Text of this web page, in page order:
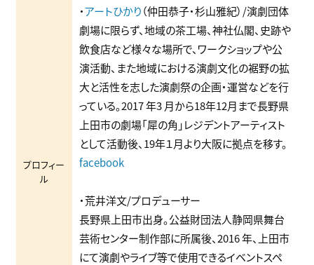
プロフィー
ル
・アートひかり（仲⽥恭⼦・杉⼭雅紀）/演劇団体
劇場に限らず、地域の茶⼯場、神社仏閣、史跡や
飲⾷店など様々な場所で、ワークショップや公
演活動、また地域における演劇⽂化の裾野の拡
⼤と活性を志した演劇祭の企画・運営などを⾏
っている。2017 年3 ⽉から18年12⽉まで⻑野県
上⽥市の劇場「犀の⾓」レジデントアーティスト
として活動後、19年１⽉より⼤阪に拠点を移す。
facebook
・荒井洋⽂/プロデューサー
⻑野県上⽥市出⾝。公益財団法⼈静岡県舞台
芸術センター制作部に所属後、2016 年、上⽥市
にて演劇やライブ等で使⽤できるイベントスペ